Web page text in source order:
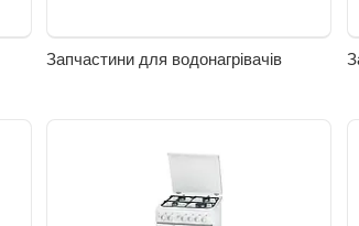
Запчастини для водонагрівачів